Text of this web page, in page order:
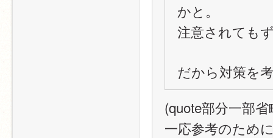
かと。
注意されても
だから対策を
(quote部分一部省
一応参考のため